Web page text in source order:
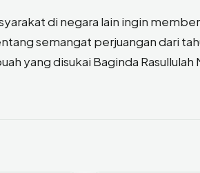
di negara lain ingin
semangat perjuangan dari
yang disukai Baginda Rasullulah